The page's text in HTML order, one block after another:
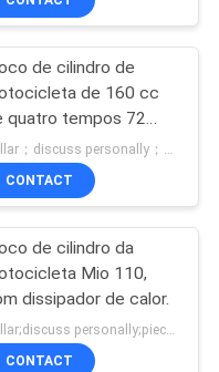
da
de cilindro de
de 160 cc
quatro tempos 72
Altura efetiva para
do motor
dollar；discuss personally；piece MOQ:Negociação
CONTACT
de cilindro da
Mio 110,
dissipador de calor.
CONTACT